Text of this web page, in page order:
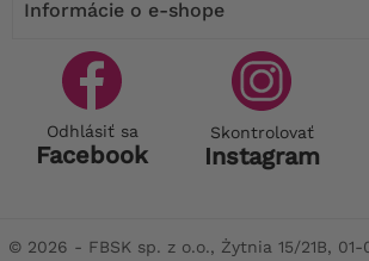
Informácie o e-shope
Odhlásiť sa
Facebook
Skontrolovať
Instagram
© 2026 - FBSK sp. z o.o., Żytnia 15/21B, 01-